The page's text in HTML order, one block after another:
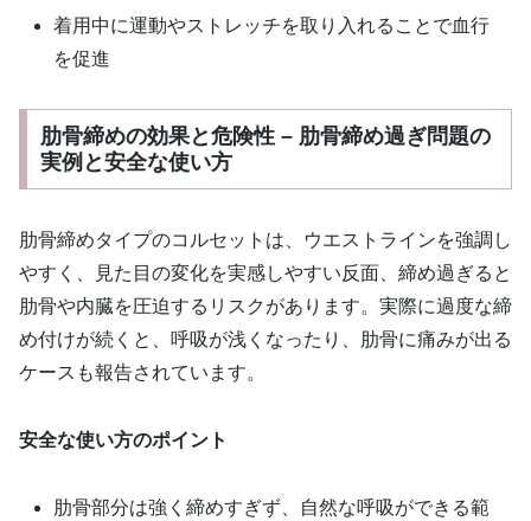
着用中に運動やストレッチを取り入れることで血行
を促進
肋骨締めの効果と危険性 – 肋骨締め過ぎ問題の
実例と安全な使い方
肋骨締めタイプのコルセットは、ウエストラインを強調し
やすく、見た目の変化を実感しやすい反面、締め過ぎると
肋骨や内臓を圧迫するリスクがあります。実際に過度な締
め付けが続くと、呼吸が浅くなったり、肋骨に痛みが出る
ケースも報告されています。
安全な使い方のポイント
肋骨部分は強く締めすぎず、自然な呼吸ができる範